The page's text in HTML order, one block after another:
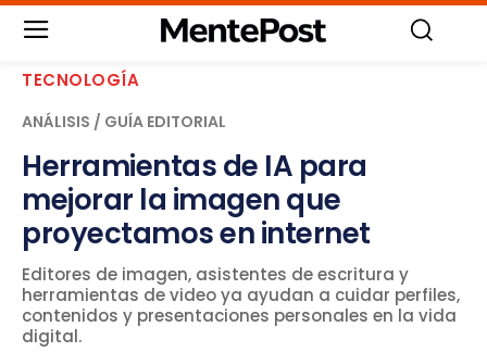
TECNOLOGÍA
ANÁLISIS / GUÍA EDITORIAL
Herramientas de IA para
mejorar la imagen que
proyectamos en internet
Editores de imagen, asistentes de escritura y
herramientas de video ya ayudan a cuidar perfiles,
contenidos y presentaciones personales en la vida
digital.